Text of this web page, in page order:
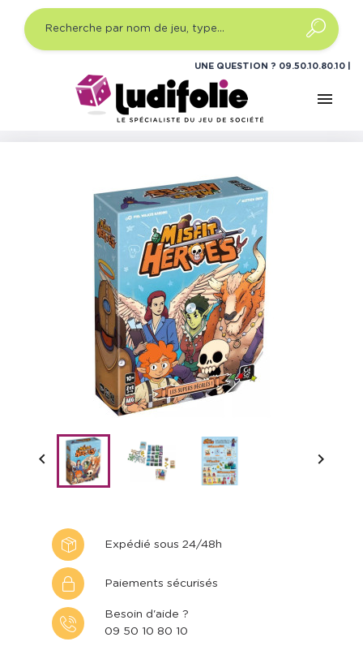
UNE QUESTION ? 09.50.10.80.10
menu
Jeux de société
Jeux de société famille
 
Expédié sous 24/48h
Paiements sécurisés
Besoin d'aide ?
09 50 10 80 10